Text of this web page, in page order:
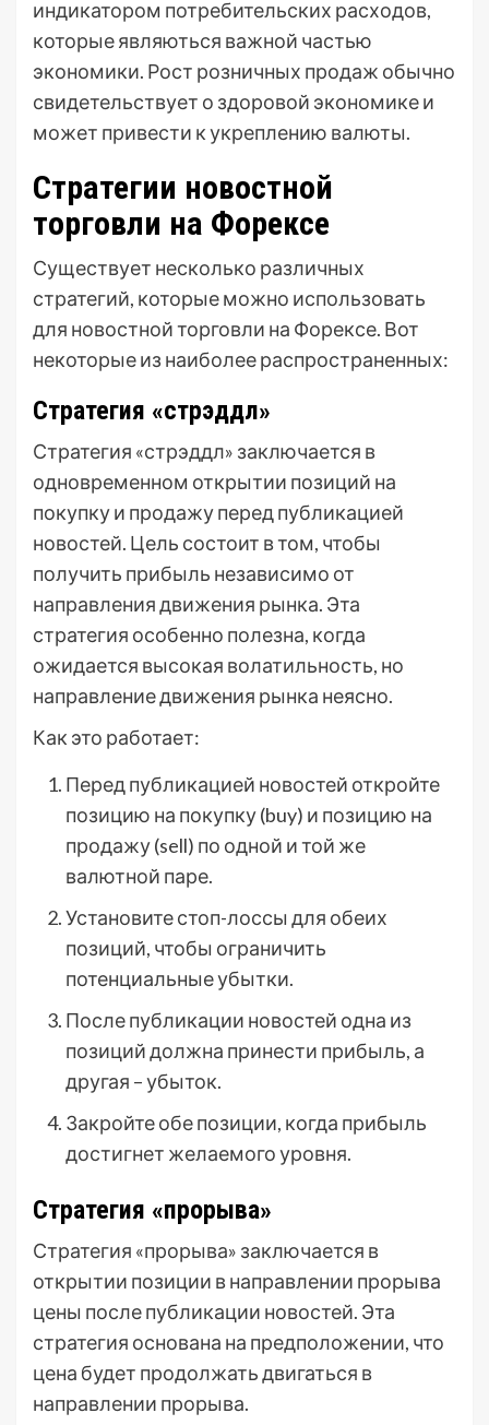
индикатором потребительских расходов,
которые являються важной частью
экономики. Рост розничных продаж обычно
свидетельствует о здоровой экономике и
может привести к укреплению валюты.
Стратегии новостной
торговли на Форексе
Существует несколько различных
стратегий, которые можно использовать
для новостной торговли на Форексе. Вот
некоторые из наиболее распространенных:
Стратегия «стрэддл»
Стратегия «стрэддл» заключается в
одновременном открытии позиций на
покупку и продажу перед публикацией
новостей. Цель состоит в том, чтобы
получить прибыль независимо от
направления движения рынка. Эта
стратегия особенно полезна, когда
ожидается высокая волатильность, но
направление движения рынка неясно.
Как это работает:
Перед публикацией новостей откройте
позицию на покупку (buy) и позицию на
продажу (sell) по одной и той же
валютной паре.
Установите стоп-лоссы для обеих
позиций, чтобы ограничить
потенциальные убытки.
После публикации новостей одна из
позиций должна принести прибыль, а
другая – убыток.
Закройте обе позиции, когда прибыль
достигнет желаемого уровня.
Стратегия «прорыва»
Стратегия «прорыва» заключается в
открытии позиции в направлении прорыва
цены после публикации новостей. Эта
стратегия основана на предположении, что
цена будет продолжать двигаться в
направлении прорыва.